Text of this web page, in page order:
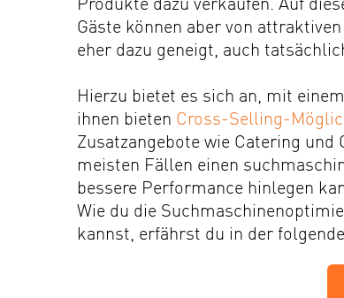
Produkte dazu verkaufen. Auf
Gäste können aber von
eher dazu geneigt, auch
Hierzu bietet es sich an, mit einem
ihnen bieten Cross-Selling-
Zusatzangebote wie Catering und
meisten Fällen einen
bessere Performance hinlegen
Wie du die
kannst, erfährst du in der